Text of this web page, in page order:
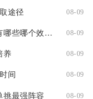
途径 08-09
少年三国志主角变暗金的方法有哪些哪个效果最好 08-09
养 08-09
间 08-09
挑最强阵容 08-09